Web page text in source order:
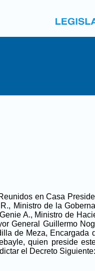
en Casa
Ministro de la
A., Ministro de
General Guillermo
de Meza, Encargada
quien preside
el Decreto Siguiente: